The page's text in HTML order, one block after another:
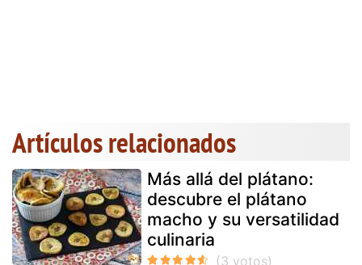
Artículos relacionados
Más allá del plátano:
descubre el plátano
macho y su versatilidad
culinaria